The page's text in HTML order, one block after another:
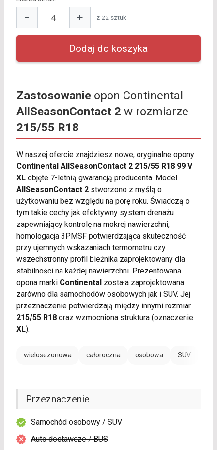
− + z 22 sztuk
Zastosowanieopon Continental
AllSeasonContact 2 w rozmiarze
215/55 R18
W naszej ofercie znajdziesz nowe, oryginalne opony
Continental AllSeasonContact 2 215/55 R18 99 V
XLobjęte 7-letnią gwarancją producenta. Model
AllSeasonContact 2stworzono z myślą o
użytkowaniu bez względu na porę roku. Świadczą o
tym takie cechy jak efektywny system drenażu
zapewniający kontrolę na mokrej nawierzchni,
homologacja 3PMSF potwierdzająca skuteczność
przy ujemnych wskazaniach termometru czy
wszechstronny profil bieżnika zaprojektowany dla
stabilności na każdej nawierzchni. Prezentowana
opona marki Continentalzostała zaprojektowana
zarówno dla samochodów osobowych jak i SUV. Jej
przeznaczenie potwierdzają między innymi rozmiar
215/55 R18oraz wzmocniona struktura (oznaczenie
XL).
wielosezonowa całoroczna osobowa SUV
Przeznaczenie
Samochód osobowy / SUV
Auto dostawcze / BUS